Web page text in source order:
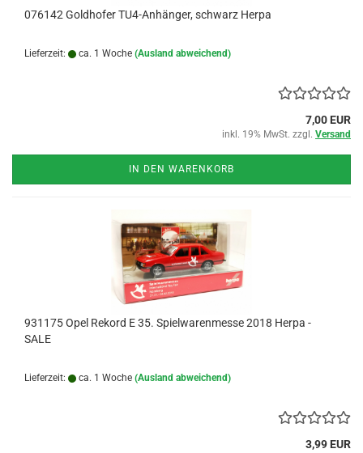
076142 Goldhofer TU4-Anhänger, schwarz Herpa
Lieferzeit: ca. 1 Woche (Ausland abweichend)
7,00 EUR
inkl. 19% MwSt. zzgl. Versand
IN DEN WARENKORB
931175 Opel Rekord E 35. Spielwarenmesse 2018 Herpa -
SALE
Lieferzeit: ca. 1 Woche (Ausland abweichend)
3,99 EUR